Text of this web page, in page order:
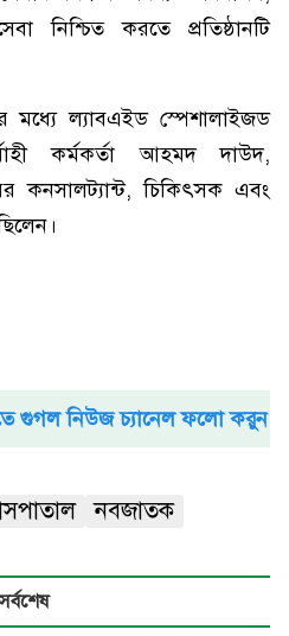
নিশ্চিত করতে প্রতিষ্ঠানটি
মধ্যে ল্যাবএইড স্পেশালাইজড
কর্মকর্তা আহমদ দাউদ,
কনসালট্যান্ট, চিকিৎসক এবং
গুগল নিউজ চ্যানেল ফলো করুন
নবজাতক
সর্বশেষ